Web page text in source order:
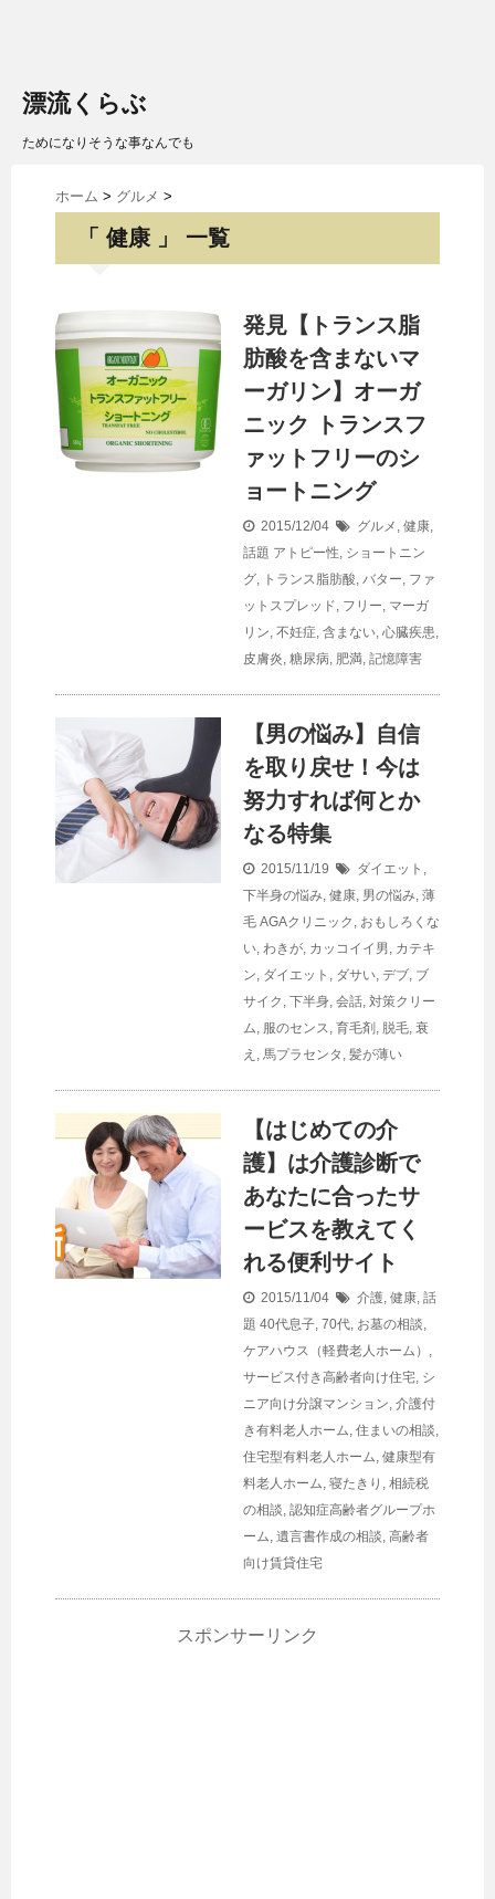
漂流くらぶ
ためになりそうな事なんでも
ホーム > グルメ >
「 健康 」 一覧
発見【トランス脂
肪酸を含まないマ
ーガリン】オーガ
ニック トランスフ
ァットフリーのシ
ョートニング
2015/12/04 グルメ , 健康,
話題 アトピー性, ショートニン
グ, トランス脂肪酸, バター, ファ
ットスプレッド, フリー, マーガ
リン, 不妊症, 含まない, 心臓疾患,
皮膚炎, 糖尿病, 肥満, 記憶障害
【男の悩み】自信
を取り戻せ！今は
努力すれば何とか
なる特集
2015/11/19 ダイエット ,
下半身の悩み, 健康, 男の悩み, 薄
毛 AGAクリニック , おもしろくな
い, わきが, カッコイイ男, カテキ
ン, ダイエット , ダサい, デブ, ブ
サイク , 下半身, 会話, 対策クリー
ム, 服のセンス, 育毛剤 , 脱毛, 衰
え , 馬プラセンタ , 髪が薄い
【はじめての介
護】は介護診断で
あなたに合ったサ
ービスを教えてく
れる便利サイト
2015/11/04 介護, 健康, 話
題 40代息子, 70代, お墓の相談,
ケアハウス（軽費老人ホーム） ,
サービス付き高齢者向け住宅, シ
ニア向け分譲マンション, 介護付
き有料老人ホーム, 住まいの相談,
住宅型有料老人ホーム, 健康型有
料老人ホーム, 寝たきり , 相続税
の相談, 認知症高齢者グループホ
ーム, 遺言書作成の相談, 高齢者
向け賃貸住宅
スポンサーリンク